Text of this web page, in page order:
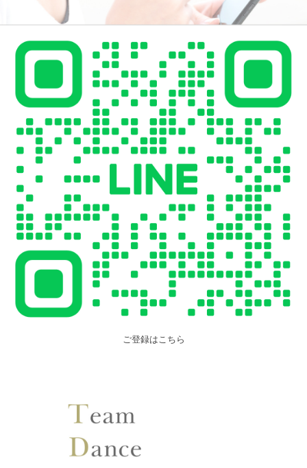
ご登録はこちら